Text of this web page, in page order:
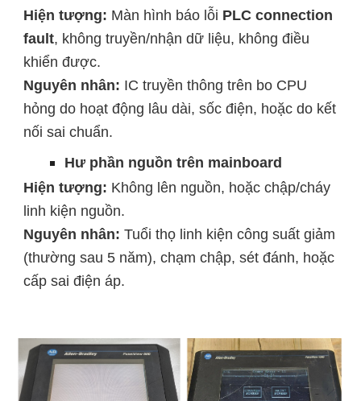
Hiện tượng: Màn hình báo lỗi PLC connection
fault, không truyền/nhận dữ liệu, không điều
khiển được.
Nguyên nhân: IC truyền thông trên bo CPU
hỏng do hoạt động lâu dài, sốc điện, hoặc do kết
nối sai chuẩn.
Hư phần nguồn trên mainboard
Hiện tượng: Không lên nguồn, hoặc chập/cháy
linh kiện nguồn.
Nguyên nhân: Tuổi thọ linh kiện công suất giảm
(thường sau 5 năm), chạm chập, sét đánh, hoặc
cấp sai điện áp.